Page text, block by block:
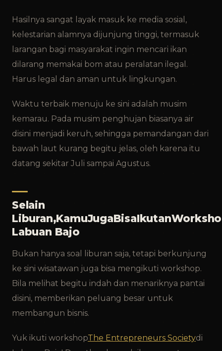
Hasilnya sangat layak masuk ke media sosial,
kelestarian alamnya dijunjung tinggi, termasuk
larangan bagi masyarakat ingin mencari ikan
dilarang memakai bom atau peralatan ilegal.
Harus legal dan aman untuk lingkungan.
Waktu terbaik menuju ke sini adalah musim
kemarau. Pada musim penghujan biasanya air
disini menjadi keruh, sehingga pemandangan dari
bawah laut kurang begitu jelas, oleh karena itu
datang sekitar Juli sampai Agustus.
Selain
Labuan Bajo
Bukan hanya soal liburan saja, tetapi berkunjung
ke sini wisatawan juga bisa mengikuti workshop.
Bila melihat begitu indah dan menariknya pantai
disini, memberikan peluang besar untuk
membangun bisnis.
Yuk ikuti workshopThe Entrepreneurs Societydi